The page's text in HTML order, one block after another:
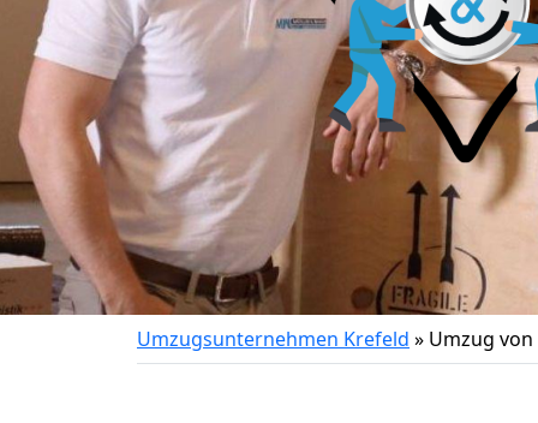
Umzugsunternehmen Krefeld » Umzug von